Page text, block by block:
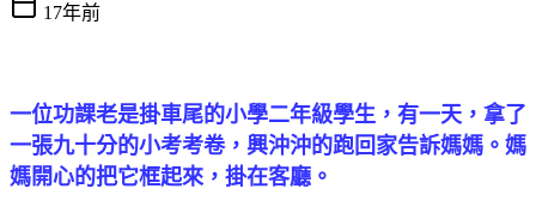
17年前
一位功課老是掛車尾的小學二年級學生，有一天，拿了
一張九十分的小考考卷，興沖沖的跑回家告訴媽媽。媽
媽開心的把它框起來，掛在客廳。